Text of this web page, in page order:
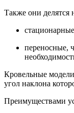
Также они делятся
переносные,
Кровельные
угол наклона
Преимуществами